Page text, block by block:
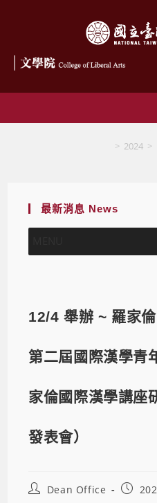
> 2024 >
最新消息 News
12/4 舉辦 ~ 羅家
第二屆國際漢學青
家倫國際漢學講座
發表會）
Dean Office